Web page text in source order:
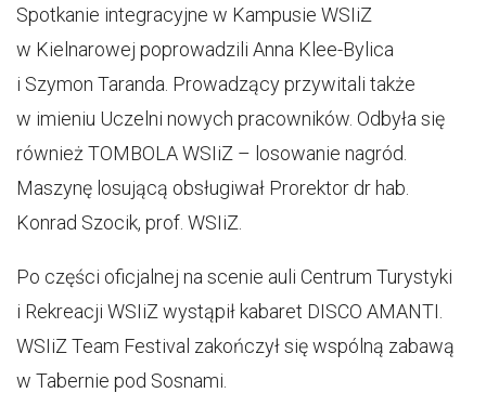
Spotkanie integracyjne w Kampusie WSIiZ
w Kielnarowej poprowadzili Anna Klee-Bylica
i Szymon Taranda. Prowadzący przywitali także
w imieniu Uczelni nowych pracowników. Odbyła się
również TOMBOLA WSIiZ – losowanie nagród.
Maszynę losującą obsługiwał Prorektor dr hab.
Konrad Szocik, prof. WSIiZ.
Po części oficjalnej na scenie auli Centrum Turystyki
i Rekreacji WSIiZ wystąpił kabaret DISCO AMANTI.
WSIiZ Team Festival zakończył się wspólną zabawą
w Tabernie pod Sosnami.